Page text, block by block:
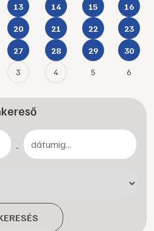
13 14 15 16
20 21 22 23
27 28 29 30
3 4 5 6
-